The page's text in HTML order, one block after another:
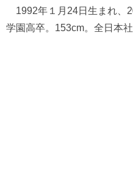
1992年１月24日生まれ、
学園高卒。153cm。全日本